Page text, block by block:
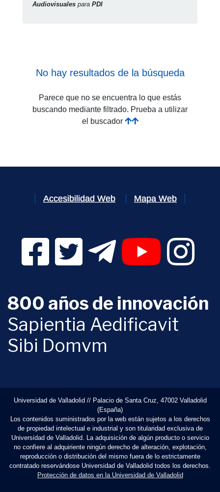
Audiovisuales para PDI
No hay resultados de la búsqueda
Parece que no se encuentra lo que estás
buscando mediante filtrado. Prueba a utilizar
el buscador
Accesibilidad Web Mapa Web
Facebook Digital UVa (se abrirá en una nueva
Twitter Digital UVa (se abrirá en una
Telegram Digital UVa (se
YouTube Digital
800 años de innovación
Sapientia Aedificavit
Sibi Domvm
Universidad de Valladolid // Palacio de Santa Cruz, 47002 Valladolid
(España)
Los contenidos suministrados por la web están sujetos a los derechos
de propiedad intelectual e industrial y son titularidad exclusiva de
Universidad de Valladolid. La adquisición de algún producto o servicio
no confiere al adquiriente ningún derecho de alteración, explotación,
reproducción o distribución del mismo fuera de lo estrictamente
contratado reservándose Universidad de Valladolid todos los derechos.
Protección de datos en la Universidad de Valladolid